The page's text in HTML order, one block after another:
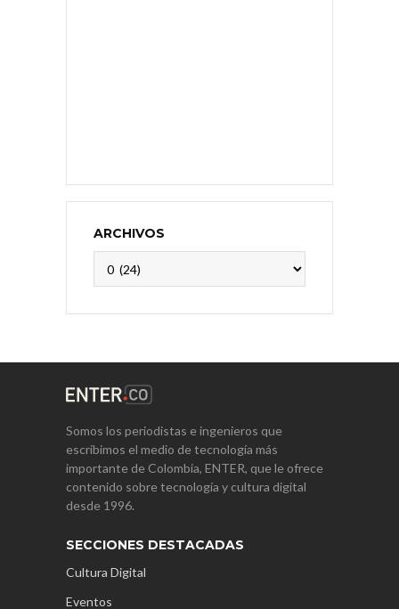
ARCHIVOS
Somos los periodistas e ingenieros que
escribimos el medio de tecnología más
importante de Colombia, ENTER, que le ofrece
contenido sobre tecnología y cultura digital
desde 1996.
SECCIONES DESTACADAS
Cultura Digital
Eventos